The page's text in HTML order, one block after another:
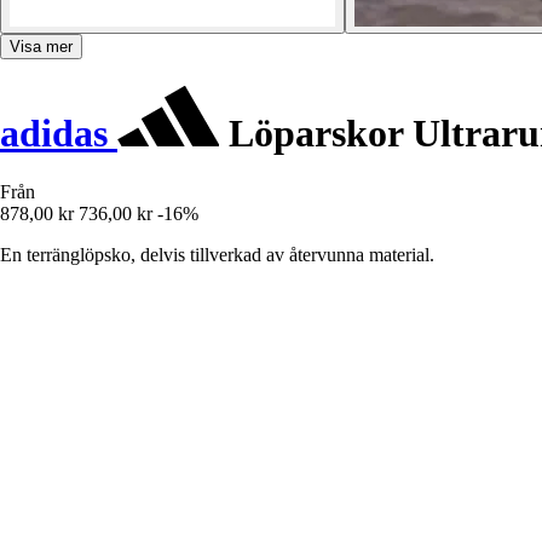
Visa mer
adidas Löparskor
Från
878,00 kr 736,00 kr -16%
En terränglöpsko, delvis tillverkad av återvunna material.